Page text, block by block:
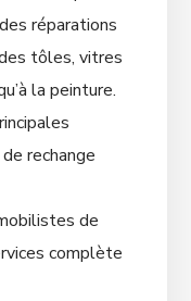
réparations
tôles, vitres
la peinture.
rechange
de
complète